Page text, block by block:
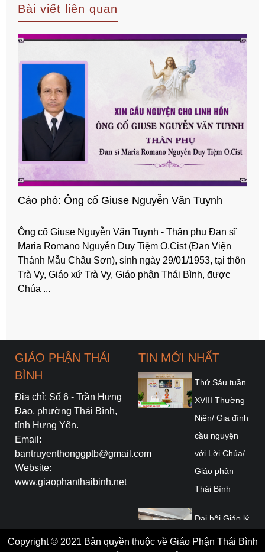
Bài viết liên quan
Cáo phó: Ông cố Giuse Nguyễn Văn Tuynh
Ông cố Giuse Nguyễn Văn Tuynh - Thân phụ Đan sĩ
Maria Romano Nguyễn Duy Tiệm O.Cist (Đan Viện
Thánh Mẫu Châu Sơn), sinh ngày 29/01/1953, tại thôn
Trà Vy, Giáo xứ Trà Vy, Giáo phận Thái Bình, được
Chúa ...
GIÁO PHẬN THÁI
BÌNH
Địa chỉ: Số 6 - Trần Hưng
Đạo, phường Thái Bình,
tỉnh Hưng Yên.
Email:
bantruyenthonggptb@gmail.com
Website:
www.giaophanthaibinh.net
TIN MỚI NHẤT
Thứ Sáu tuần
XVIII Thường
Niên/ Gia đình
cầu nguyện
với Lời Chúa/
Giáo phận
Thái Bình
Đại hội Giáo lý
Toàn quốc lần
Copyright © 2021 Bản quyền thuộc về Giáo Phận Thái Bình